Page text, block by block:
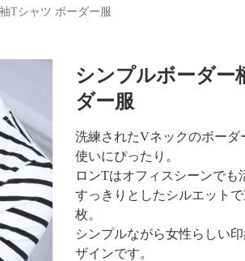
Tシャツ ボーダー服
シンプルボーダー
ダー服
洗練されたVネックのボーダ
使いにぴったり。
ロンTはオフィスシーンでも
すっきりとしたシルエット
枚。
シンプルながら女性らしい
ザインです。